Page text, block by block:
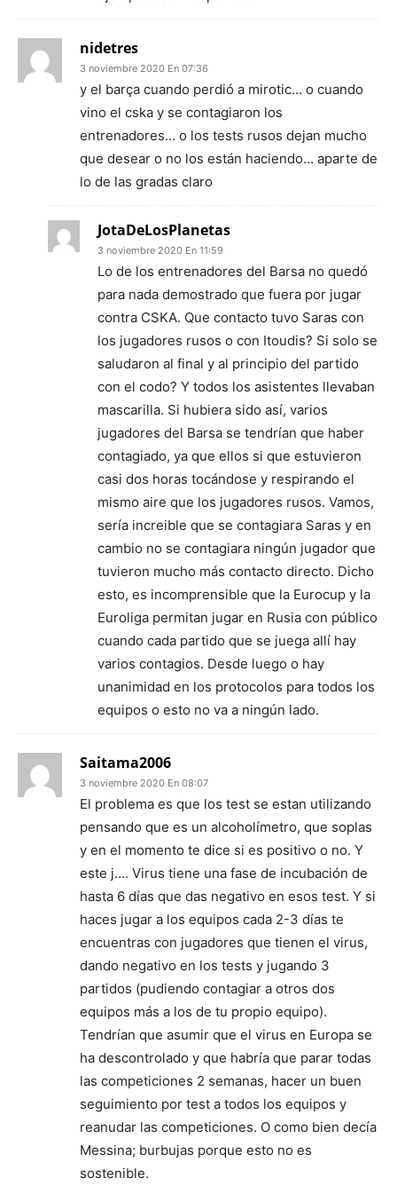
nidetres
3 noviembre 2020 En 07:36
y el barça cuando perdió a mirotic… o cuando
vino el cska y se contagiaron los
entrenadores… o los tests rusos dejan mucho
que desear o no los están haciendo… aparte de
lo de las gradas claro
JotaDeLosPlanetas
3 noviembre 2020 En 11:59
Lo de los entrenadores del Barsa no quedó
para nada demostrado que fuera por jugar
contra CSKA. Que contacto tuvo Saras con
los jugadores rusos o con Itoudis? Si solo se
saludaron al final y al principio del partido
con el codo? Y todos los asistentes llevaban
mascarilla. Si hubiera sido así, varios
jugadores del Barsa se tendrían que haber
contagiado, ya que ellos si que estuvieron
casi dos horas tocándose y respirando el
mismo aire que los jugadores rusos. Vamos,
sería increible que se contagiara Saras y en
cambio no se contagiara ningún jugador que
tuvieron mucho más contacto directo. Dicho
esto, es incomprensible que la Eurocup y la
Euroliga permitan jugar en Rusia con público
cuando cada partido que se juega allí hay
varios contagios. Desde luego o hay
unanimidad en los protocolos para todos los
equipos o esto no va a ningún lado.
Saitama2006
3 noviembre 2020 En 08:07
El problema es que los test se estan utilizando
pensando que es un alcoholímetro, que soplas
y en el momento te dice si es positivo o no. Y
este j…. Virus tiene una fase de incubación de
hasta 6 días que das negativo en esos test. Y si
haces jugar a los equipos cada 2-3 días te
encuentras con jugadores que tienen el virus,
dando negativo en los tests y jugando 3
partidos (pudiendo contagiar a otros dos
equipos más a los de tu propio equipo).
Tendrían que asumir que el virus en Europa se
ha descontrolado y que habría que parar todas
las competiciones 2 semanas, hacer un buen
seguimiento por test a todos los equipos y
reanudar las competiciones. O como bien decía
Messina; burbujas porque esto no es
sostenible.